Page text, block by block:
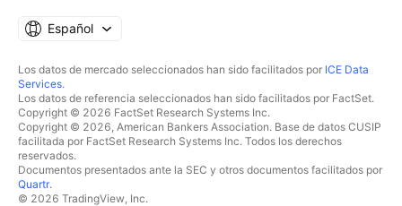
Español
Los datos de mercado seleccionados han sido facilitados por ICE Data
Services.
Los datos de referencia seleccionados han sido facilitados por FactSet.
Copyright © 2026 FactSet Research Systems Inc.
Copyright © 2026, American Bankers Association. Base de datos CUSIP
facilitada por FactSet Research Systems Inc. Todos los derechos
reservados.
Documentos presentados ante la SEC y otros documentos facilitados por
Quartr.
© 2026 TradingView, Inc.